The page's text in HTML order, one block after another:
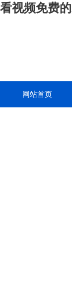
看视频免费
网站首页